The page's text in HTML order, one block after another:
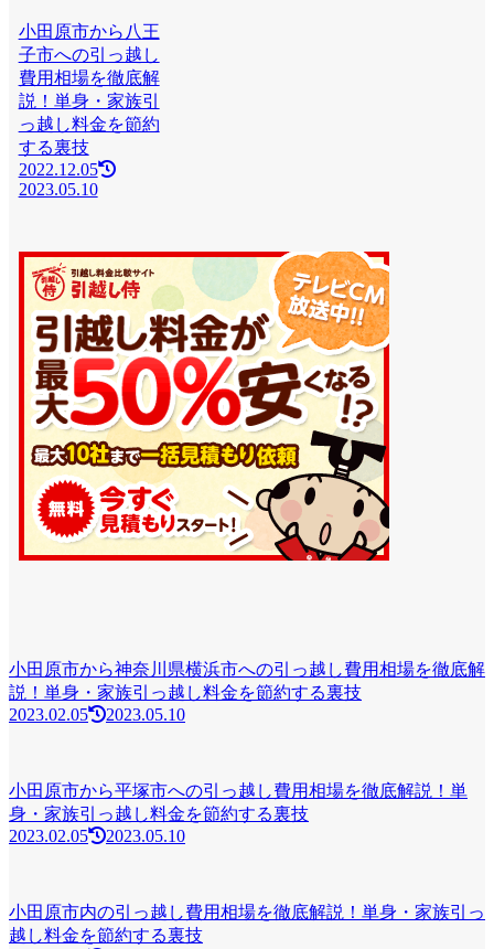
小田原市から八王
子市への引っ越し
費用相場を徹底解
説！単身・家族引
っ越し料金を節約
する裏技
2022.12.05
2023.05.10
小田原市から神奈川県横浜市への引っ越し費用相場を徹底解
説！単身・家族引っ越し料金を節約する裏技
2023.02.05
2023.05.10
小田原市から平塚市への引っ越し費用相場を徹底解説！単
身・家族引っ越し料金を節約する裏技
2023.02.05
2023.05.10
小田原市内の引っ越し費用相場を徹底解説！単身・家族引っ
越し料金を節約する裏技